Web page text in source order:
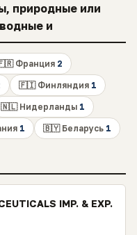
природные или
и
Франция 2
🇫🇮 Финляндия 1
🇳🇱 Нидерланды 1
1 🇧🇾 Беларусь 1
IMP. & EXP.